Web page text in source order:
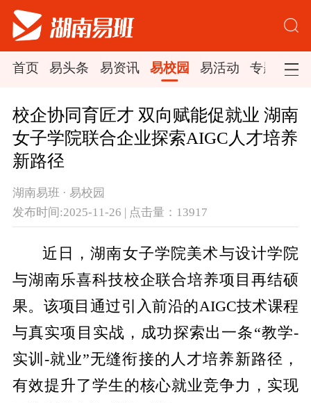
首页 易头条 易资讯 易校园 易活动 专题集锦
校企协同育匠才 双向赋能促就业 湖南
女子学院联合企业探索AIGC人才培养
新路径
湖南易班 · 易校园
发布时间:2025-11-26 | 点击量：13917
近日，湖南女子学院美术与设计学院
与湖南乐喜科技校企联合培养项目再结硕
果。该项目通过引入前沿的AIGC技术课程
与真实项目实战，成功探索出一条“教学-
实训-就业”无缝衔接的人才培养新路径，
有效提升了学生的核心就业竞争力，实现